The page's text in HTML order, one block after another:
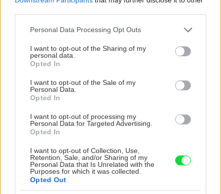
Please note that this website/app uses one or more Google
not limited to your visit or usage behaviour. You may click to
grant or deny consent to Google and its third-party tags to
use your data for below specified purposes in below Google
consent section.
Personal Data Processing Opt Outs
I want to opt-out of the Sharing of my
personal data.
Opted In
I want to opt-out of the Sale of my
Personal Data.
Opted In
I want to opt-out of processing my
Personal Data for Targeted Advertising.
Opted In
I want to opt-out of Collection, Use,
Retention, Sale, and/or Sharing of my
Personal Data that Is Unrelated with the
Purposes for which it was collected.
Opted Out